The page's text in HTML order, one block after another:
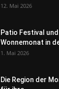
12. Mai 2026
Patio Festival
Wonnemonat in
1. Mai 2026
Die Region der